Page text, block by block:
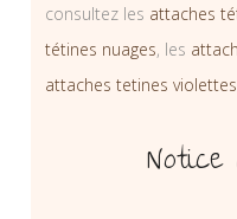
consultez les attaches
tétines nuages, les
attaches tetines violettes